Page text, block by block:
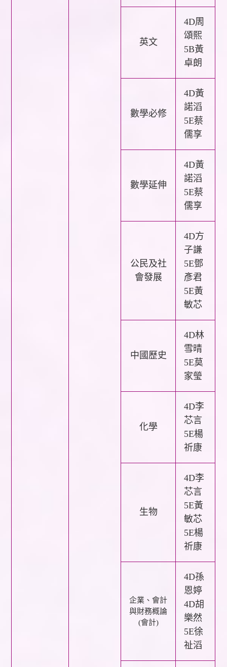
英文
4D周
頌熙
5B黃
卓朗
數學必修
4D黃
諾滔
5E蔡
儒享
數學延伸
4D黃
諾滔
5E蔡
儒享
公民及社
會發展
4D方
子謙
5E鄧
彥君
5E黃
敏芯
中國歷史
4D林
雪晴
5E莫
家瑩
化學
4D李
芯言
5E楊
祈康
生物
4D李
芯言
5E黃
敏芯
5E楊
祈康
企業、會計
與財務概論
(會計)
4D孫
恩婷
4D胡
樂然
5E徐
祉滔